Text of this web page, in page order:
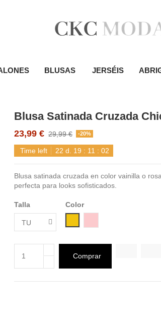
BLUSAS JERSÉIS
Blusa Satinada Cruzada
23,99 € 29,99 € -20%
Time left 22 d. 19 : 11 : 02
Blusa satinada cruzada en color vainilla o
perfecta para looks sofisticados.
Talla
Color
Comprar